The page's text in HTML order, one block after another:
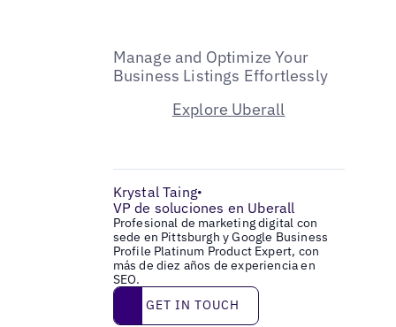
Manage and Optimize Your
Business Listings Effortlessly
Explore Uberall
Krystal Taing•
VP de soluciones en Uberall
Profesional de marketing digital con
sede en Pittsburgh y Google Business
Profile Platinum Product Expert, con
más de diez años de experiencia en
SEO.
Get in touch
GET IN TOUCH